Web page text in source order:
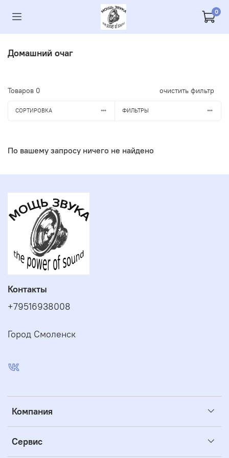
0
Домашний очаг
Товаров 0 очистить фильтр
СОРТИРОВКА ФИЛЬТРЫ
По вашему запросу ничего не найдено
Компания
Сервис
Контакты
+79516938008
Город Смоленск